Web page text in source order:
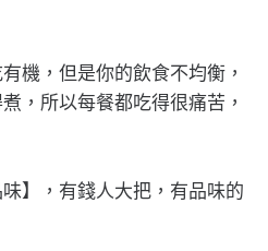
機，但是你的飲食不均衡，
，所以每餐都吃得很痛苦，
】，有錢人大把，有品味的